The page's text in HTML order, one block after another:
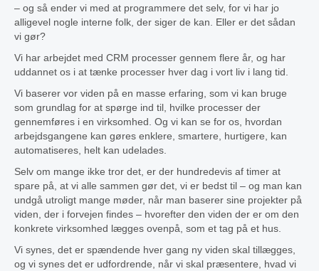
– og så ender vi med at programmere det selv, for vi har jo
alligevel nogle interne folk, der siger de kan. Eller er det sådan
vi gør?
Vi har arbejdet med CRM processer gennem flere år, og har
uddannet os i at tænke processer hver dag i vort liv i lang tid.
Vi baserer vor viden på en masse erfaring, som vi kan bruge
som grundlag for at spørge ind til, hvilke processer der
gennemføres i en virksomhed. Og vi kan se for os, hvordan
arbejdsgangene kan gøres enklere, smartere, hurtigere, kan
automatiseres, helt kan udelades.
Selv om mange ikke tror det, er der hundredevis af timer at
spare på, at vi alle sammen gør det, vi er bedst til – og man kan
undgå utroligt mange møder, når man baserer sine projekter på
viden, der i forvejen findes – hvorefter den viden der er om den
konkrete virksomhed lægges ovenpå, som et tag på et hus.
Vi synes, det er spændende hver gang ny viden skal tillægges,
og vi synes det er udfordrende, når vi skal præsentere, hvad vi